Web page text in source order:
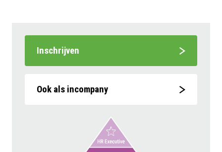
Inschrijven
Ook als incompany